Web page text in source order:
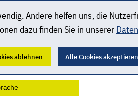
Andere helfen uns, die
dazu finden Sie in unserer
ablehnen Alle Cookies akzeptieren